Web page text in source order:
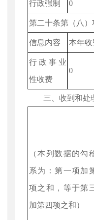
行政强制 0
第二十条第（八）
信息内容 本年收
行政事业
性收费
0
三、收到和处
（本列数据的勾
系为：第一项加
项之和，等于第
加第四项之和）